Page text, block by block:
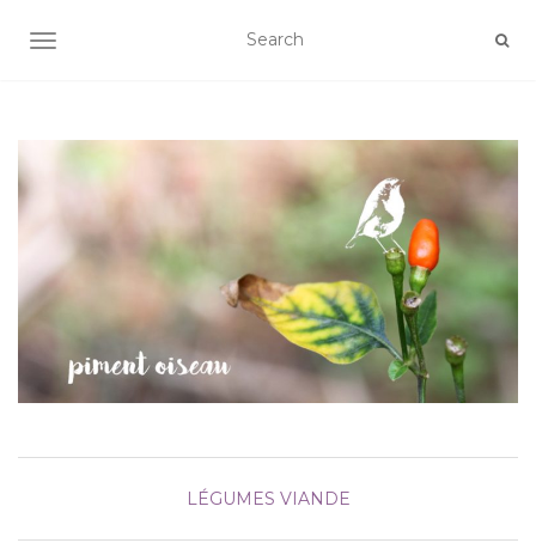
AFFICHER/MASQUER LA NAVIGATION
LÉGUMES VIANDE